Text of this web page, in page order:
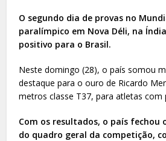
O segundo dia de provas no
paralímpico em Nova Déli, na
positivo para o Brasil.
Neste domingo (28), o país somou
destaque para o ouro de Ricardo
metros classe T37, para atletas com
Com os resultados, o país fechou
do quadro geral da competição,